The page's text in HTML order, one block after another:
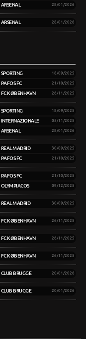
ARSENAL 28/01/2026
ARSENAL 28/01/2026
SPORTING 18/09/2025
PAFOS FC 21/10/2025
FC KØBENHAVN 26/11/2025
SPORTING 18/09/2025
INTERNAZIONALE 05/11/2025
ARSENAL 28/01/2026
REAL MADRID 30/09/2025
PAFOS FC 21/10/2025
PAFOS FC 21/10/2025
OLYMPIACOS 09/12/2025
REAL MADRID 30/09/2025
FC KØBENHAVN 26/11/2025
FC KØBENHAVN 26/11/2025
FC KØBENHAVN 26/11/2025
CLUB BRUGGE 20/01/2026
CLUB BRUGGE 20/01/2026